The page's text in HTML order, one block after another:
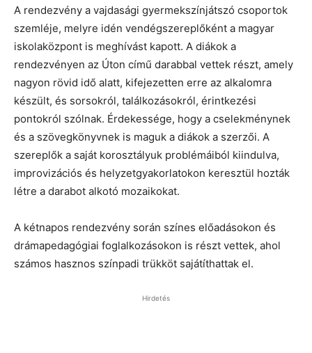
A rendezvény a vajdasági gyermekszínjátszó csoportok
szemléje, melyre idén vendégszereplőként a magyar
iskolaközpont is meghívást kapott. A diákok a
rendezvényen az Úton című darabbal vettek részt, amely
nagyon rövid idő alatt, kifejezetten erre az alkalomra
készült, és sorsokról, találkozásokról, érintkezési
pontokról szólnak. Érdekessége, hogy a cselekménynek
és a szövegkönyvnek is maguk a diákok a szerzői. A
szereplők a saját korosztályuk problémáiból kiindulva,
improvizációs és helyzetgyakorlatokon keresztül hozták
létre a darabot alkotó mozaikokat.
A kétnapos rendezvény során színes előadásokon és
drámapedagógiai foglalkozásokon is részt vettek, ahol
számos hasznos színpadi trükköt sajátíthattak el.
Hirdetés